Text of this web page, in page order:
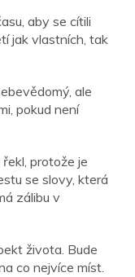
aby se cítili
jak vlastních, tak
ale
pokud není
protože je
se slovy, která
zálibu v
života. Bude
co nejvíce míst.